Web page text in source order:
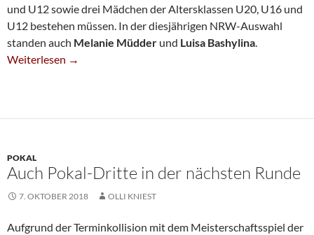
und U12 sowie drei Mädchen der Altersklassen U20, U16 und
U12 bestehen müssen. In der diesjährigen NRW-Auswahl
standen auch Melanie Müdder und Luisa Bashylina.
Starke SG-Mädchen Überzeugen In NRW-Auswahl
Weiterlesen →
POKAL
Auch Pokal-Dritte in der nächsten Runde
7. OKTOBER 2018 OLLI KNIEST
Aufgrund der Terminkollision mit dem Meisterschaftsspiel der